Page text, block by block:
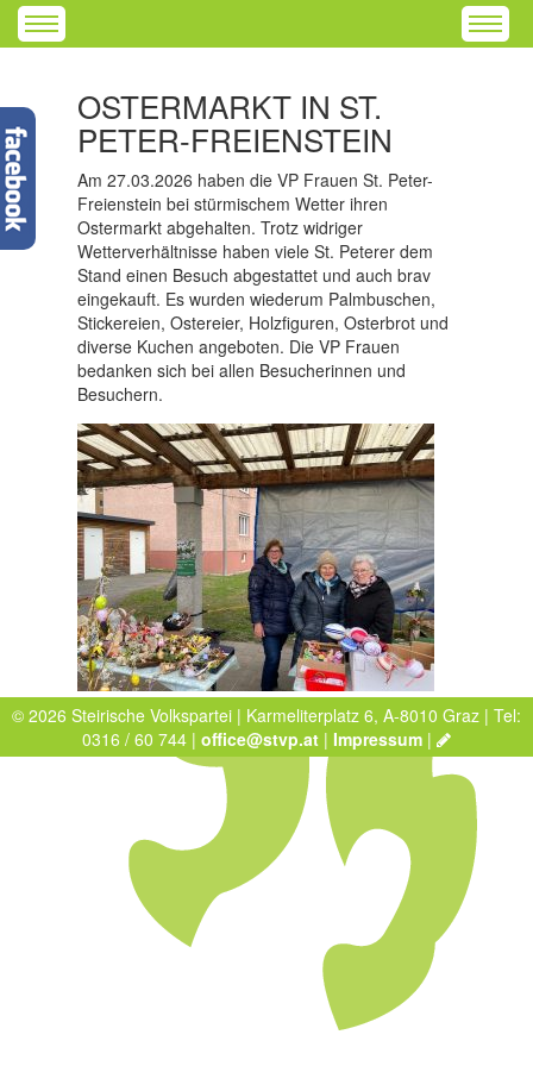
OSTERMARKT IN ST.
PETER-FREIENSTEIN
Am 27.03.2026 haben die VP Frauen St. Peter-
Freienstein bei stürmischem Wetter ihren
Ostermarkt abgehalten. Trotz widriger
Wetterverhältnisse haben viele St. Peterer dem
Stand einen Besuch abgestattet und auch brav
eingekauft. Es wurden wiederum Palmbuschen,
Stickereien, Ostereier, Holzfiguren, Osterbrot und
diverse Kuchen angeboten. Die VP Frauen
bedanken sich bei allen Besucherinnen und
Besuchern.
© 2026 Steirische Volkspartei | Karmeliterplatz 6, A-8010 Graz | Tel:
0316 / 60 744 | office@stvp.at | Impressum |